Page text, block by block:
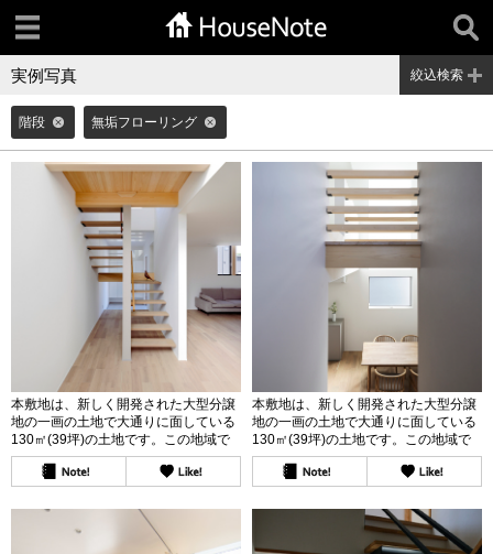
実例写真 絞込検索
階段 無垢フローリング
本敷地は、新しく開発された大型分譲
地の一画の土地で大通りに面している
130㎡(39坪)の土地です。この地域で
は、車を2台以上停めることが条件
で、建築できるスペースは限られてい
三面は建物で囲われています。 スペー
スやプライバシーの観点から、庭を設
けることが難しく、光の取り入れ方に
本敷地は、新しく開発された大型分譲
地の一画の土地で大通りに面している
130㎡(39坪)の土地です。この地域で
は、車を2台以上停めることが条件
で、建築できるスペースは限られてい
三面は建物で囲われています。 スペー
スやプライバシーの観点から、庭を設
けることが難しく、光の取り入れ方に